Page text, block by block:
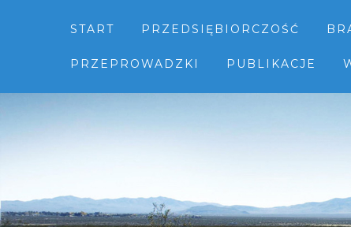
START PRZEDSIĘBIORCZOŚĆ
PRZEPROWADZKI PUBLIKACJE